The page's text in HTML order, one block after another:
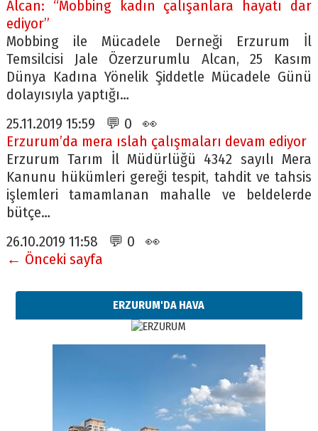
Alcan: “Mobbing kadın çalışanlara hayatı dar
ediyor”
Mobbing ile Mücadele Derneği Erzurum İl
Temsilcisi Jale Özerzurumlu Alcan, 25 Kasım
Dünya Kadına Yönelik Şiddetle Mücadele Günü
dolayısıyla yaptığı…
25.11.2019 15:59 💬 0 👀
Erzurum’da mera ıslah çalışmaları devam ediyor
Erzurum Tarım İl Müdürlüğü 4342 sayılı Mera
Kanunu hükümleri gereği tespit, tahdit ve tahsis
işlemleri tamamlanan mahalle ve beldelerde
bütçe…
26.10.2019 11:58 💬 0 👀
← Önceki sayfa
ERZURUM'DA HAVA